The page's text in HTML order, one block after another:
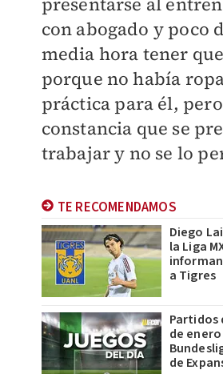
con abogado y poco
media hora tener
porque no había
práctica para él,
constancia que se
trabajar y no se lo
TE RECOMENDAMOS
Diego
la Liga
a Tigres
Partidos
de enero
de